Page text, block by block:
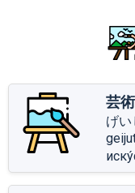
芸術
げい